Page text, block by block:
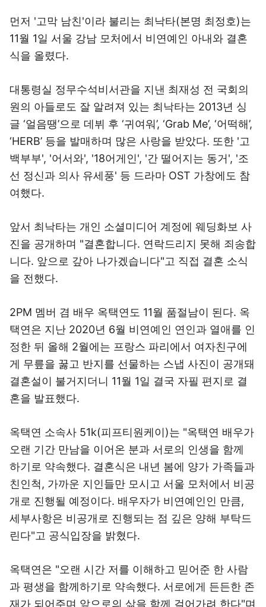
먼저 '고막 남친'이라 불리는 최낙타(본명 최정호)는
11월 1일 서울 강남 모처에서 비연예인 아내와 결혼
식을 올렸다.
대통령실 정무수석비서관을 지낸 최재성 전 국회의
원의 아들로도 잘 알려져 있는 최낙타는 2013년 싱
글 ‘얼음땡’으로 데뷔 후 ‘귀여워’, ‘Grab Me’, ‘어떡해’,
‘HERB’ 등을 발매하며 많은 사랑을 받았다. 또한 '고
백부부', '어서와', '18어게인', '간 떨어지는 동거', '조
선 정신과 의사 유세풍' 등 드라마 OST 가창에도 참
여했다.
앞서 최낙타는 개인 소셜미디어 계정에 웨딩화보 사
진을 공개하며 "결혼합니다. 연락드리지 못해 죄송합
니다. 앞으로 갚아 나가겠습니다"고 직접 결혼 소식
을 전했다.
2PM 멤버 겸 배우 옥택연도 11월 품절남이 된다. 옥
택연은 지난 2020년 6월 비연예인 연인과 열애를 인
정한 뒤 올해 2월에는 프랑스 파리에서 여자친구에
게 무릎을 꿇고 반지를 선물하는 스냅 사진이 공개돼
결혼설이 불거지더니 11월 1일 결국 자필 편지로 결
혼을 발표했다.
옥택연 소속사 51k(피프티원케이)는 "옥택연 배우가
오랜 기간 만남을 이어온 분과 서로의 인생을 함께
하기로 약속했다. 결혼식은 내년 봄에 양가 가족들과
친인척, 가까운 지인들만 모시고 서울 모처에서 비공
개로 진행될 예정이다. 배우자가 비연예인인 만큼,
세부사항은 비공개로 진행되는 점 깊은 양해 부탁드
린다"고 공식입장을 밝혔다.
옥택연은 "오랜 시간 저를 이해하고 믿어준 한 사람
과 평생을 함께하기로 약속했다. 서로에게 든든한 존
재가 되어주며 앞으로의 삶을 함께 걸어가려 한다"며